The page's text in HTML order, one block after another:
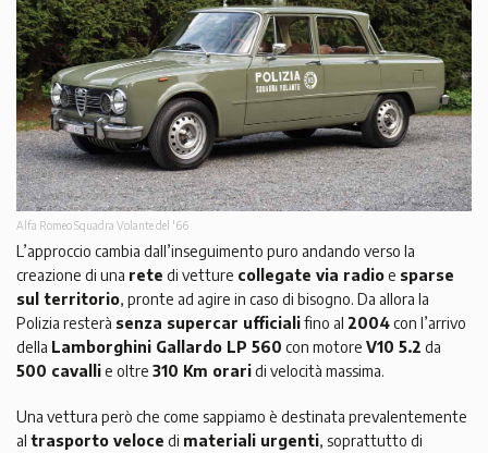
Alfa Romeo Squadra Volante del '66
L’approccio cambia dall’inseguimento puro andando verso la
creazione di una rete di vetture collegate via radioe sparse
sul territorio, pronte ad agire in caso di bisogno. Da allora la
Polizia resterà senza supercar ufficialifino al 2004con l’arrivo
della Lamborghini Gallardo LP 560 con motore V10 5.2 da
500 cavallie oltre 310 Km oraridi velocità massima.
Una vettura però che come sappiamo è destinata prevalentemente
al trasporto veloce di materiali urgenti, soprattutto di